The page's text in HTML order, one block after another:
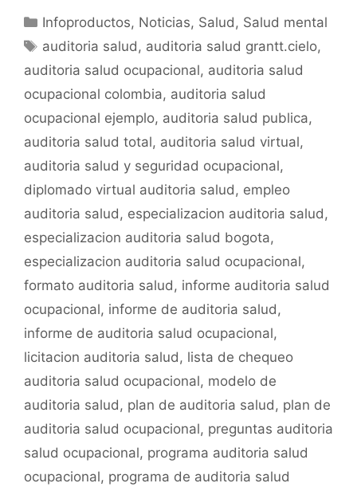
c
e
b
o
o
k
itt
er
ai
l
at
s
A
p
p
m
p
ar
tir
Categorías
Infoproductos, Noticias, Salud , Salud mental
Etiquetas
auditoria salud , auditoria salud grantt.cielo,
auditoria salud ocupacional, auditoria salud
ocupacional colombia, auditoria salud
ocupacional ejemplo, auditoria salud publica,
auditoria salud total, auditoria salud virtual,
auditoria salud y seguridad ocupacional,
diplomado virtual auditoria salud , empleo
auditoria salud , especializacion auditoria salud ,
especializacion auditoria salud bogota,
especializacion auditoria salud ocupacional,
formato auditoria salud , informe auditoria salud
ocupacional, informe de auditoria salud ,
informe de auditoria salud ocupacional,
licitacion auditoria salud , lista de chequeo
auditoria salud ocupacional, modelo de
auditoria salud , plan de auditoria salud , plan de
auditoria salud ocupacional, preguntas auditoria
salud ocupacional, programa auditoria salud
ocupacional, programa de auditoria salud